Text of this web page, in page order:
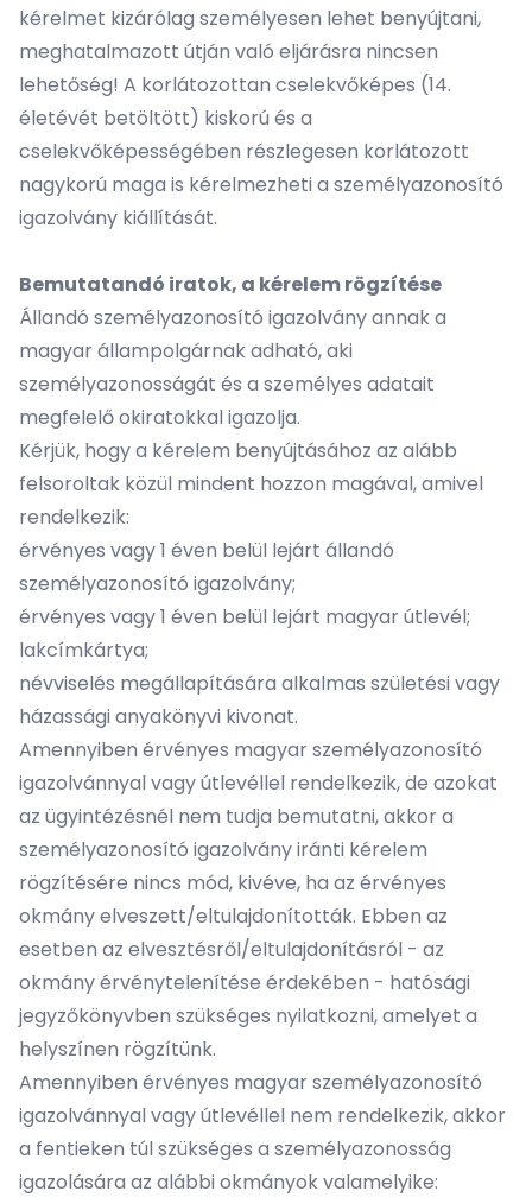
kérelmet kizárólag személyesen lehet benyújtani,
meghatalmazott útján való eljárásra nincsen
lehetőség! A korlátozottan cselekvőképes (14.
életévét betöltött) kiskorú és a
cselekvőképességében részlegesen korlátozott
nagykorú maga is kérelmezheti a személyazonosító
igazolvány kiállítását.
Bemutatandó iratok, a kérelem rögzítése
Állandó személyazonosító igazolvány annak a
magyar állampolgárnak adható, aki
személyazonosságát és a személyes adatait
megfelelő okiratokkal igazolja.
Kérjük, hogy a kérelem benyújtásához az alább
felsoroltak közül mindent hozzon magával, amivel
rendelkezik:
érvényes vagy 1 éven belül lejárt állandó
személyazonosító igazolvány;
érvényes vagy 1 éven belül lejárt magyar útlevél;
lakcímkártya;
névviselés megállapítására alkalmas születési vagy
házassági anyakönyvi kivonat.
Amennyiben érvényes magyar személyazonosító
igazolvánnyal vagy útlevéllel rendelkezik, de azokat
az ügyintézésnél nem tudja bemutatni, akkor a
személyazonosító igazolvány iránti kérelem
rögzítésére nincs mód, kivéve, ha az érvényes
okmány elveszett/eltulajdonították. Ebben az
esetben az elvesztésről/eltulajdonításról - az
okmány érvénytelenítése érdekében - hatósági
jegyzőkönyvben szükséges nyilatkozni, amelyet a
helyszínen rögzítünk.
Amennyiben érvényes magyar személyazonosító
igazolvánnyal vagy útlevéllel nem rendelkezik, akkor
a fentieken túl szükséges a személyazonosság
igazolására az alábbi okmányok valamelyike: